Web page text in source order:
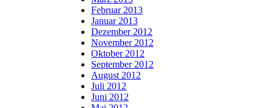
Februar 2013
Januar 2013
Dezember 2012
November 2012
Oktober 2012
September 2012
August 2012
Juli 2012
Juni 2012